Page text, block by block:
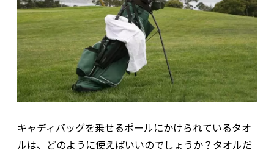
キャディバッグを乗せるポールにかけられているタオ
ルは、どのように使えばいいのでしょうか？タオルだ